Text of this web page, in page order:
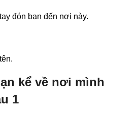
đón bạn đến nơi này.
kể về nơi mình
1